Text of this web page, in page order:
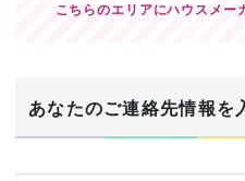
こちらのエリアにハウスメー
あなたのご連絡先情報を